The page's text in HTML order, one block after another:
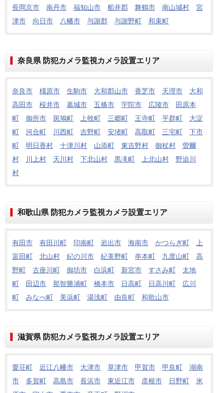
長岡京市
南丹市 福知山市 船井郡 舞鶴市 南山城村
宮
津市
向日市 八幡市 与謝郡 与謝野町 和束町
奈良県 防犯カメラ監視カメラ設置エリア
奈良市 橿原市 生駒市 大和郡山市 香芝市 天理市
大和
高田市
桜井市 葛城市 五條市 宇陀市 広陵市
田原本
町
御所市 斑鳩町 上牧町 三郷町 王寺町 平群町
大淀
町
河合町 川西町 吉野町 安堵町 高取町 三宅町
下市
町
明日香村 十津川村 山添町 東吉野村 御杖村
曽爾
村
川上村 天川村 下北山村 黒滝町 上北山村
野迫川
村
和歌山県 防犯カメラ監視カメラ設置エリア
有田市 有田川町 印南町 岩出市 海南市 かつらぎ町
上
富田町
北山村 紀の川市 紀美野町 串本町 九度山町
高
野町
古座川町 御坊市 白浜町 新宮市 すさみ町
太地
町
田辺市 那智勝浦町 橋本市 日高町 日高川町
広川
町
みなべ町 美浜町 湯浅町 由良町 和歌山市
滋賀県 防犯カメラ監視カメラ設置エリア
愛荘町 近江八幡市 大津市 草津市 甲賀市 甲良町
湖南
市
多賀町 高島市 長浜市 東近江市 彦根市 日野町
米